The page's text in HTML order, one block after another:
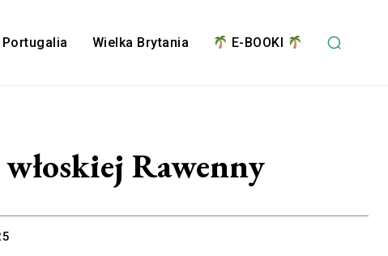
Portugalia Wielka Brytania E-BOOKI
Rawenny